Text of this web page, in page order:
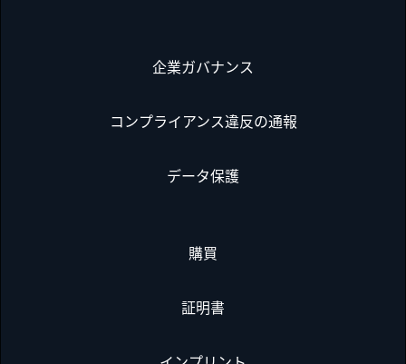
企業ガバナンス
コンプライアンス違反の通報
データ保護
購買
証明書